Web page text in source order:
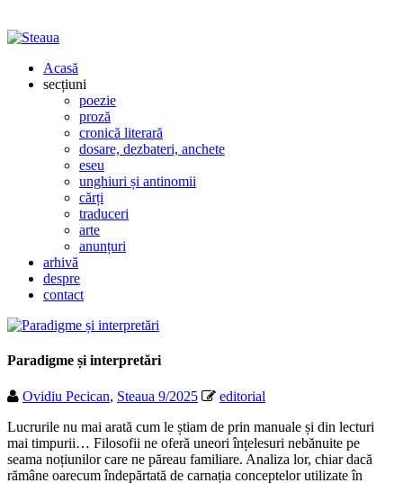
Acasă
secțiuni
poezie
proză
cronică literară
dosare, dezbateri, anchete
eseu
unghiuri și antinomii
cărți
traduceri
arte
anunțuri
arhivă
despre
contact
Paradigme și interpretări
Ovidiu Pecican, Steaua 9/2025
editorial
Lucrurile nu mai arată cum le știam de prin manuale și din lecturi
mai timpurii… Filosofii ne oferă uneori înțelesuri nebănuite pe
seama noțiunilor care ne păreau familiare. Analiza lor, chiar dacă
rămâne oarecum îndepărtată de carnația conceptelor utilizate în